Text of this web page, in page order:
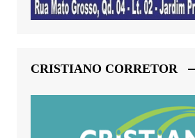
CRISTIANO CORRETOR